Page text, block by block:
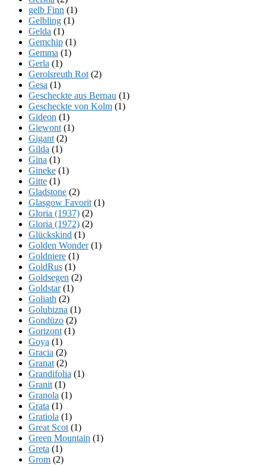
gelb Finn (1)
Gelbling (1)
Gelda (1)
Gemchip (1)
Gemma (1)
Gerla (1)
Gerolsreuth Rot (2)
Gesa (1)
Gescheckte aus Bernau (1)
Gescheckte von Kolm (1)
Gideon (1)
Giewont (1)
Gigant (2)
Gilda (1)
Gina (1)
Gineke (1)
Gitte (1)
Gladstone (2)
Glasgow Favorit (1)
Gloria (1937) (2)
Gloria (1972) (2)
Glückskind (1)
Golden Wonder(1)
Goldniere (1)
GoldRus (1)
Goldsegen (2)
Goldstar(1)
Goliath (2)
Golubizna (1)
Gondüzo (2)
Gorizont (1)
Goya (1)
Gracia (2)
Granat (2)
Grandifolia (1)
Granit (1)
Granola (1)
Grata (1)
Gratiola (1)
Great Scot (1)
Green Mountain (1)
Greta (1)
Grom (2)